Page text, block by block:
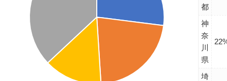
都
神
奈
川
県
埼